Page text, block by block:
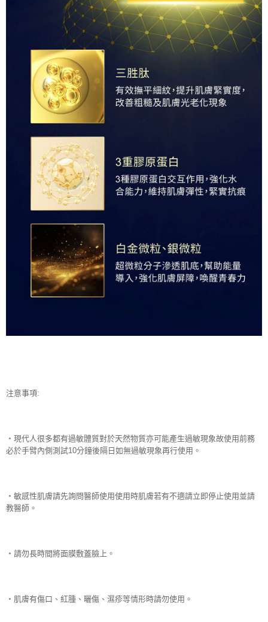
注意事項:
‧現代人很多都有過敏體質對於天然物質亦可能產生過敏現象故使用前務
必於手臂內側測試10分鐘後隔日如無過敏現象再行使用。
‧敏感性肌膚請先詢問醫師使用使用時肌膚若有不適請立即停止使用並請
教醫師。
‧請勿長時間將面膜敷蓋臉上。
‧肌膚有傷口、紅腫、曬傷、濕疹等情形時請勿使用。